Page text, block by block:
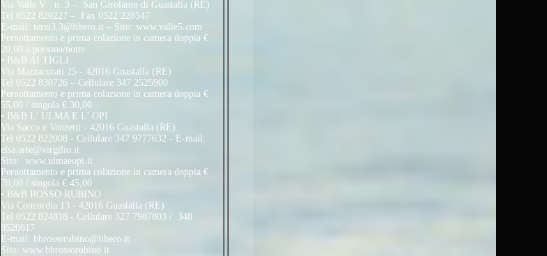
Via Valle V n. 3 – San Girolamo di Guastalla (RE)
Tel 0522 820227 – Fax 0522 228547
E-mail: terzi3.3@libero.it – Sito: www.valle5.com
Pernottamento e prima colazione in camera doppia €
20,00 a persona/notte
• B&B AI TIGLI
Via Mazzacurati 25 - 42016 Guastalla (RE)
Tel 0522 830726 – Cellulare 347 2525900
Pernottamento e prima colazione in camera doppia €
55,00 / singola € 30,00
• B&B L’ ULMA E L’ OPI
Via Sacco e Vanzetti - 42016 Guastalla (RE)
Tel 0522 822008 - Cellulare 347 9777632 - E-mail:
elsa.arte@virgilio.it
Sito: www.ulmaeopi.it
Pernottamento e prima colazione in camera doppia €
70,00 / singola € 45,00
• B&B ROSSO RUBINO
Via Concordia 13 - 42016 Guastalla (RE)
Tel 0522 824818 - Cellulare 327 7987803 / 348
8520617
E-mail: bbrossorubino@libero.it
Sito: www.bbrossorubino.it